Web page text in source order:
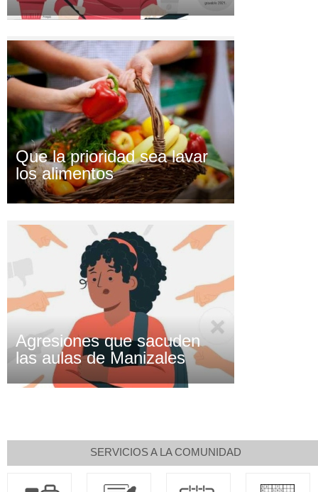
Que la prioridad sea lavar
los alimentos
Agresiones que sacuden
las aulas de Manizales
SERVICIOS A LA COMUNIDAD